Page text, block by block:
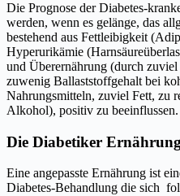
Die Prognose der Diabetes-
werden, wenn es gelänge, das
bestehend aus Fettleibigkeit
Hyperurikämie
und Überernährung (durch zuviel
zuwenig Ballaststoffgehalt bei
Nahrungsmitteln, zuviel Fett, zu
Alkohol), positiv zu beeinflussen.
Die Diabetiker
Eine angepasste Ernährung ist
Diabetes-Behandlung die sich